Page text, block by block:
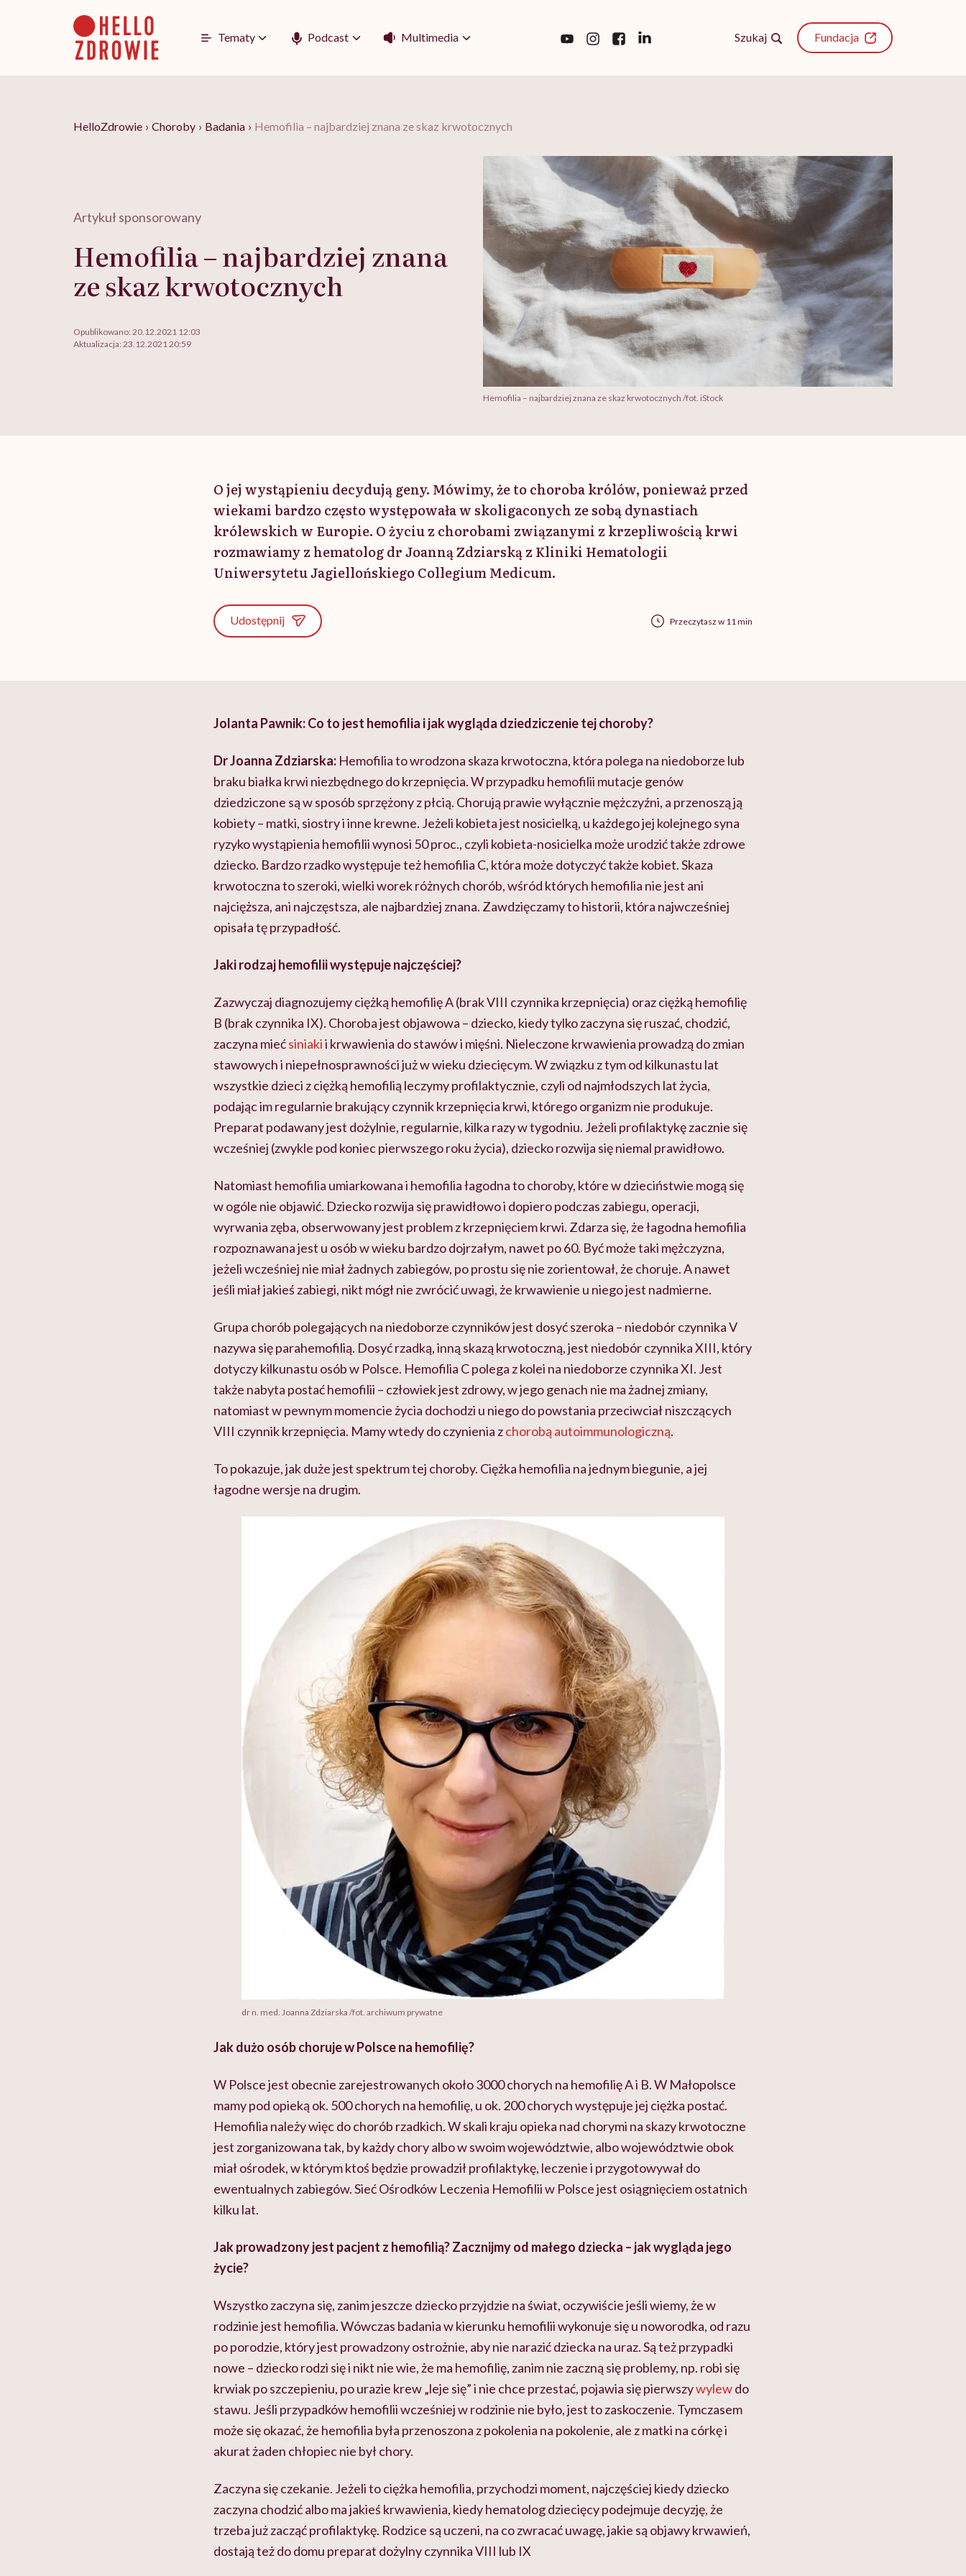
Tematy Podcast Multimedia Szukaj Fundacja
HelloZdrowie › Choroby › Badania › Hemofilia – najbardziej znana ze skaz krwotocznych
Artykuł sponsorowany
Hemofilia – najbardziej znana
ze skaz krwotocznych
Opublikowano: 20.12.2021 12:03
Aktualizacja: 23.12.2021 20:59
Hemofilia – najbardziej znana ze skaz krwotocznych /fot. iStock
O jej wystąpieniu decydują geny. Mówimy, że to choroba królów, ponieważ przed
wiekami bardzo często występowała w skoligaconych ze sobą dynastiach
królewskich w Europie. O życiu z chorobami związanymi z krzepliwością krwi
rozmawiamy z hematolog dr Joanną Zdziarską z Kliniki Hematologii
Uniwersytetu Jagiellońskiego Collegium Medicum.
Udostępnij Przeczytasz w 11 min
Jolanta Pawnik: Co to jest hemofilia i jak wygląda dziedziczenie tej choroby?
Dr Joanna Zdziarska: Hemofilia to wrodzona skaza krwotoczna, która polega na niedoborze lub
braku białka krwi niezbędnego do krzepnięcia. W przypadku hemofilii mutacje genów
dziedziczone są w sposób sprzężony z płcią. Chorują prawie wyłącznie mężczyźni, a przenoszą ją
kobiety – matki, siostry i inne krewne. Jeżeli kobieta jest nosicielką, u każdego jej kolejnego syna
ryzyko wystąpienia hemofilii wynosi 50 proc., czyli kobieta-nosicielka może urodzić także zdrowe
dziecko. Bardzo rzadko występuje też hemofilia C, która może dotyczyć także kobiet. Skaza
krwotoczna to szeroki, wielki worek różnych chorób, wśród których hemofilia nie jest ani
najcięższa, ani najczęstsza, ale najbardziej znana. Zawdzięczamy to historii, która najwcześniej
opisała tę przypadłość.
Jaki rodzaj hemofilii występuje najczęściej?
Zazwyczaj diagnozujemy ciężką hemofilię A (brak VIII czynnika krzepnięcia) oraz ciężką hemofilię
B (brak czynnika IX). Choroba jest objawowa – dziecko, kiedy tylko zaczyna się ruszać, chodzić,
zaczyna miećsiniakii krwawienia do stawów i mięśni. Nieleczone krwawienia prowadzą do zmian
stawowych i niepełnosprawności już w wieku dziecięcym. W związku z tym od kilkunastu lat
wszystkie dzieci z ciężką hemofilią leczymy profilaktycznie, czyli od najmłodszych lat życia,
podając im regularnie brakujący czynnik krzepnięcia krwi, którego organizm nie produkuje.
Preparat podawany jest dożylnie, regularnie, kilka razy w tygodniu. Jeżeli profilaktykę zacznie się
wcześniej (zwykle pod koniec pierwszego roku życia), dziecko rozwija się niemal prawidłowo.
Natomiast hemofilia umiarkowana i hemofilia łagodna to choroby, które w dzieciństwie mogą się
w ogóle nie objawić. Dziecko rozwija się prawidłowo i dopiero podczas zabiegu, operacji,
wyrwania zęba, obserwowany jest problem z krzepnięciem krwi. Zdarza się, że łagodna hemofilia
rozpoznawana jest u osób w wieku bardzo dojrzałym, nawet po 60. Być może taki mężczyzna,
jeżeli wcześniej nie miał żadnych zabiegów, po prostu się nie zorientował, że choruje. A nawet
jeśli miał jakieś zabiegi, nikt mógł nie zwrócić uwagi, że krwawienie u niego jest nadmierne.
Grupa chorób polegających na niedoborze czynników jest dosyć szeroka – niedobór czynnika V
nazywa się parahemofilią. Dosyć rzadką, inną skazą krwotoczną, jest niedobór czynnika XIII, który
dotyczy kilkunastu osób w Polsce. Hemofilia C polega z kolei na niedoborze czynnika XI. Jest
także nabyta postać hemofilii – człowiek jest zdrowy, w jego genach nie ma żadnej zmiany,
natomiast w pewnym momencie życia dochodzi u niego do powstania przeciwciał niszczących
VIII czynnik krzepnięcia. Mamy wtedy do czynienia zchorobą autoimmunologiczną.
To pokazuje, jak duże jest spektrum tej choroby. Ciężka hemofilia na jednym biegunie, a jej
łagodne wersje na drugim.
dr n. med. Joanna Zdziarska /fot. archiwum prywatne
Jak dużo osób choruje w Polsce na hemofilię?
W Polsce jest obecnie zarejestrowanych około 3000 chorych na hemofilię A i B. W Małopolsce
mamy pod opieką ok. 500 chorych na hemofilię, u ok. 200 chorych występuje jej ciężka postać.
Hemofilia należy więc do chorób rzadkich. W skali kraju opieka nad chorymi na skazy krwotoczne
jest zorganizowana tak, by każdy chory albo w swoim województwie, albo województwie obok
miał ośrodek, w którym ktoś będzie prowadził profilaktykę, leczenie i przygotowywał do
ewentualnych zabiegów. Sieć Ośrodków Leczenia Hemofilii w Polsce jest osiągnięciem ostatnich
kilku lat.
Jak prowadzony jest pacjent z hemofilią? Zacznijmy od małego dziecka – jak wygląda jego
życie?
Wszystko zaczyna się, zanim jeszcze dziecko przyjdzie na świat, oczywiście jeśli wiemy, że w
rodzinie jest hemofilia. Wówczas badania w kierunku hemofilii wykonuje się u noworodka, od razu
po porodzie, który jest prowadzony ostrożnie, aby nie narazić dziecka na uraz. Są też przypadki
nowe – dziecko rodzi się i nikt nie wie, że ma hemofilię, zanim nie zaczną się problemy, np. robi się
krwiak po szczepieniu, po urazie krew „leje się” i nie chce przestać, pojawia się pierwszywylewdo
stawu. Jeśli przypadków hemofilii wcześniej w rodzinie nie było, jest to zaskoczenie. Tymczasem
może się okazać, że hemofilia była przenoszona z pokolenia na pokolenie, ale z matki na córkę i
akurat żaden chłopiec nie był chory.
Zaczyna się czekanie. Jeżeli to ciężka hemofilia, przychodzi moment, najczęściej kiedy dziecko
zaczyna chodzić albo ma jakieś krwawienia, kiedy hematolog dziecięcy podejmuje decyzję, że
trzeba już zacząć profilaktykę. Rodzice są uczeni, na co zwracać uwagę, jakie są objawy krwawień,
dostają też do domu preparat dożylny czynnika VIII lub IX